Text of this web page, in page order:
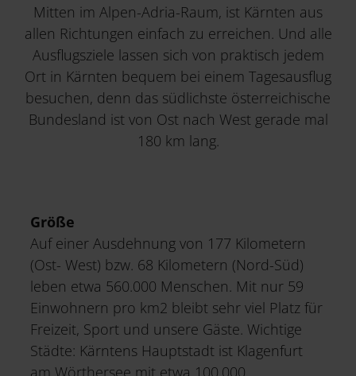
Unternehmen
Marktforschungen & Statistiken
Convention
Apps & Widgets
AGBs
Informationsfreiheitsgesetz
Mitten im Alpen-Adria-Raum, ist Kärnten aus
allen Richtungen einfach zu erreichen. Und alle
Ausflugsziele lassen sich von praktisch jedem
Ort in Kärnten bequem bei einem Tagesausflug
besuchen, denn das südlichste österreichische
Bundesland ist von Ost nach West gerade mal
180 km lang.
Größe
Auf einer Ausdehnung von 177 Kilometern
(Ost- West) bzw. 68 Kilometern (Nord-Süd)
leben etwa 560.000 Menschen. Mit nur 59
Einwohnern pro km2 bleibt sehr viel Platz für
Freizeit, Sport und unsere Gäste. Wichtige
Städte: Kärntens Hauptstadt ist Klagenfurt
am Wörthersee mit etwa 100.000